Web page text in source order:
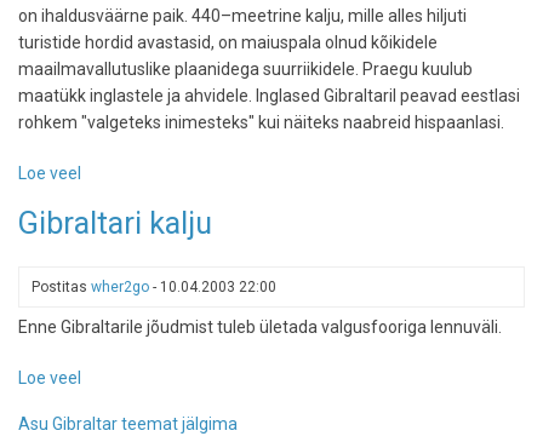
on ihaldusväärne paik. 440–meetrine kalju, mille alles hiljuti
turistide hordid avastasid, on maiuspala olnud kõikidele
maailmavallutuslike plaanidega suurriikidele. Praegu kuulub
maatükk inglastele ja ahvidele. Inglased Gibraltaril peavad eestlasi
rohkem "valgeteks inimesteks" kui näiteks naabreid hispaanlasi.
Loe veel
kalju
Gibraltari kalju
Postitas wher2go - 10.04.2003 22:00
Enne Gibraltarile jõudmist tuleb ületada valgusfooriga lennuväli.
Loe veel
kalju
Asu Gibraltar teemat jälgima